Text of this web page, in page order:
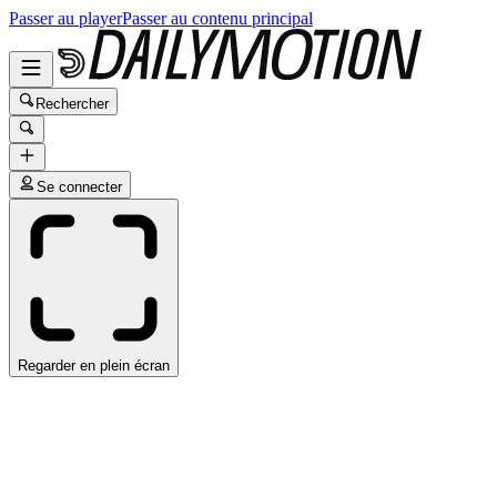
Passer au playerPasser au contenu principal
Rechercher
Se connecter
Regarder en plein écran